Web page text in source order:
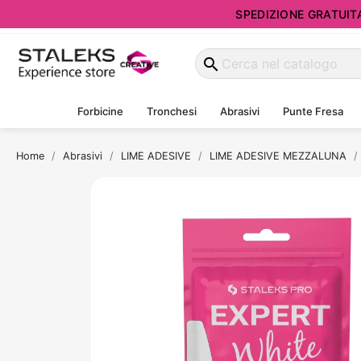
SPEDIZIONE
search
Forbicine Tronchesi Abrasivi Punte Fresa
Home Abrasivi LIME ADESIVE LIME ADESIVE MEZZALUNA